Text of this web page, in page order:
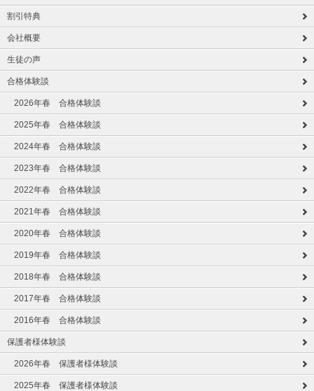
割引特典
会社概要
生徒の声
合格体験談
2026年春 合格体験談
2025年春 合格体験談
2024年春 合格体験談
2023年春 合格体験談
2022年春 合格体験談
2021年春 合格体験談
2020年春 合格体験談
2019年春 合格体験談
2018年春 合格体験談
2017年春 合格体験談
2016年春 合格体験談
保護者様体験談
2026年春 保護者様体験談
2025年春 保護者様体験談